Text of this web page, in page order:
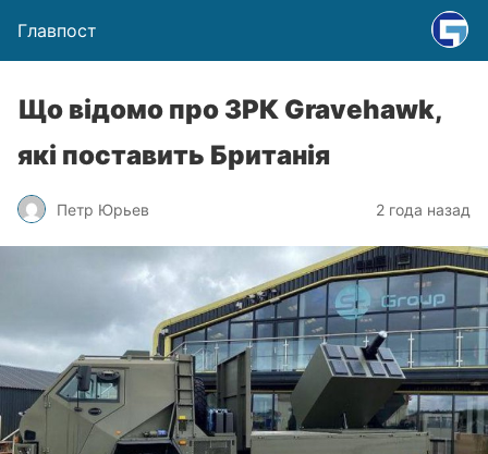
Главпост
Що відомо про ЗРК Gravehawk,
які поставить Британія
Петр Юрьев 2 года назад